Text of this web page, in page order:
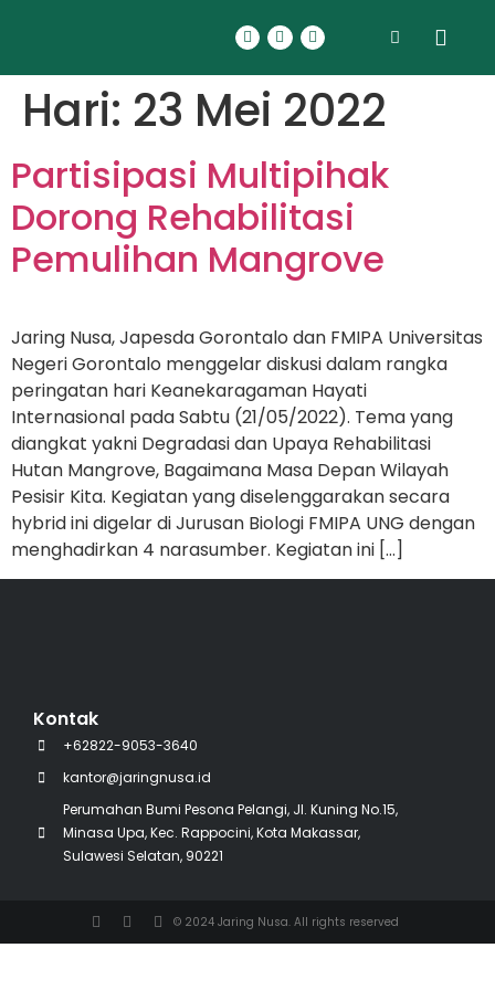
Hari: 23 Mei 2022
Partisipasi Multipihak
Dorong Rehabilitasi
Pemulihan Mangrove
Jaring Nusa, Japesda Gorontalo dan FMIPA Universitas
Negeri Gorontalo menggelar diskusi dalam rangka
peringatan hari Keanekaragaman Hayati
Internasional pada Sabtu (21/05/2022). Tema yang
diangkat yakni Degradasi dan Upaya Rehabilitasi
Hutan Mangrove, Bagaimana Masa Depan Wilayah
Pesisir Kita. Kegiatan yang diselenggarakan secara
hybrid ini digelar di Jurusan Biologi FMIPA UNG dengan
menghadirkan 4 narasumber. Kegiatan ini […]
Kontak
+62822-9053-3640
kantor@jaringnusa.id
Perumahan Bumi Pesona Pelangi, Jl. Kuning No.15,
Minasa Upa, Kec. Rappocini, Kota Makassar,
Sulawesi Selatan, 90221
© 2024 Jaring Nusa. All rights reserved